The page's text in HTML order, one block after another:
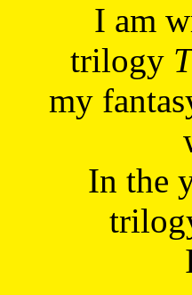
I am
trilogy
my
In the